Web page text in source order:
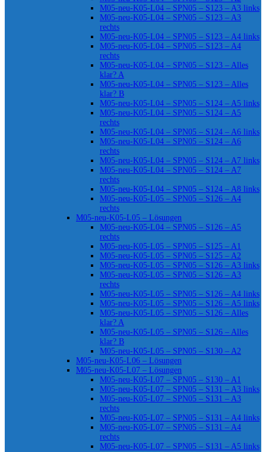
M05-neu-K05-L04 – SPN05 – S123 – A3 links
M05-neu-K05-L04 – SPN05 – S123 – A3
rechts
M05-neu-K05-L04 – SPN05 – S123 – A4 links
M05-neu-K05-L04 – SPN05 – S123 – A4
rechts
M05-neu-K05-L04 – SPN05 – S123 – Alles
klar? A
M05-neu-K05-L04 – SPN05 – S123 – Alles
klar? B
M05-neu-K05-L04 – SPN05 – S124 – A5 links
M05-neu-K05-L04 – SPN05 – S124 – A5
rechts
M05-neu-K05-L04 – SPN05 – S124 – A6 links
M05-neu-K05-L04 – SPN05 – S124 – A6
rechts
M05-neu-K05-L04 – SPN05 – S124 – A7 links
M05-neu-K05-L04 – SPN05 – S124 – A7
rechts
M05-neu-K05-L04 – SPN05 – S124 – A8 links
M05-neu-K05-L05 – SPN05 – S126 – A4
rechts
M05-neu-K05-L05 – Lösungen
M05-neu-K05-L04 – SPN05 – S126 – A5
rechts
M05-neu-K05-L05 – SPN05 – S125 – A1
M05-neu-K05-L05 – SPN05 – S125 – A2
M05-neu-K05-L05 – SPN05 – S126 – A3 links
M05-neu-K05-L05 – SPN05 – S126 – A3
rechts
M05-neu-K05-L05 – SPN05 – S126 – A4 links
M05-neu-K05-L05 – SPN05 – S126 – A5 links
M05-neu-K05-L05 – SPN05 – S126 – Alles
klar? A
M05-neu-K05-L05 – SPN05 – S126 – Alles
klar? B
M05-neu-K05-L05 – SPN05 – S130 – A2
M05-neu-K05-L06 – Lösungen
M05-neu-K05-L07 – Lösungen
M05-neu-K05-L07 – SPN05 – S130 – A1
M05-neu-K05-L07 – SPN05 – S131 – A3 links
M05-neu-K05-L07 – SPN05 – S131 – A3
rechts
M05-neu-K05-L07 – SPN05 – S131 – A4 links
M05-neu-K05-L07 – SPN05 – S131 – A4
rechts
M05-neu-K05-L07 – SPN05 – S131 – A5 links